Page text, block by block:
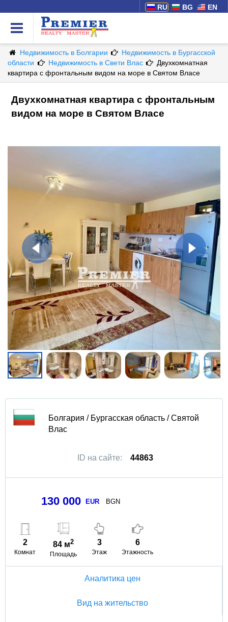
RU BG EN
Недвижимость в Болгарии
Недвижимость в Бургасской
области
Недвижимость в Свети Влас
Двухкомнатная
квартира с фронтальным видом на море в Святом Власе
Двухкомнатная квартира с фронтальным
видом на море в Святом Власе
Болгария / Бургасская область / Святой
Влас
44863
ID на сайте:
130 000 EUR BGN
2
Комнат
84 м2
Площадь
3
Этаж
6
Этажность
Аналитика цен
Вид на жительство